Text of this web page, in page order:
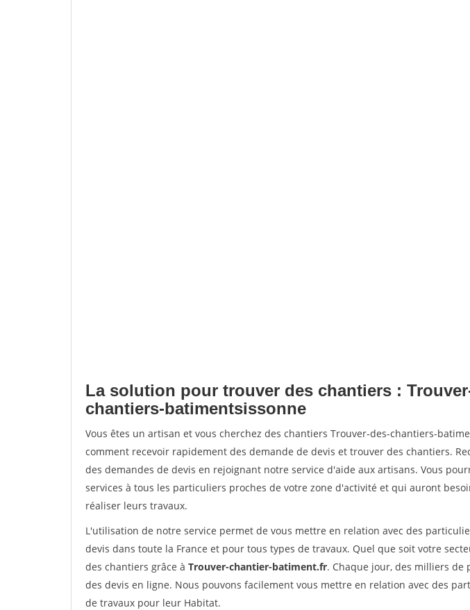
La solution pour trouver des chantiers :
chantiers-batimentsissonne
Vous êtes un artisan et vous cherchez des chantiers Trouver-des-chantiers-
comment recevoir rapidement des demande de devis et trouver des chantiers.
des demandes de devis en rejoignant notre service d'aide aux artisans. Vous
services à tous les particuliers proches de votre zone d'activité et qui auront
réaliser leurs travaux.
L'utilisation de notre service permet de vous mettre en relation avec des
devis dans toute la France et pour tous types de travaux. Quel que soit votre
des chantiers grâce à Trouver-chantier-batiment.fr. Chaque jour, des milliers
des devis en ligne. Nous pouvons facilement vous mettre en relation avec des
de travaux pour leur Habitat.